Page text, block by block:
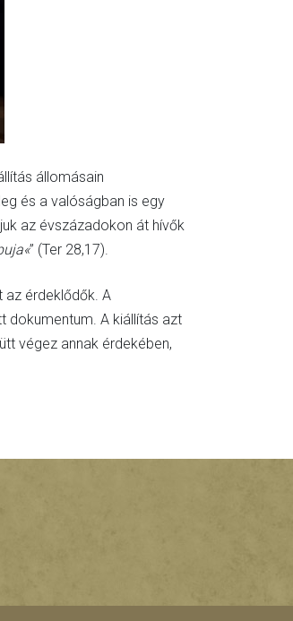
állomásain
és a valóságban is egy
az évszázadokon át hívők
” (Ter 28,17).
az érdeklődők. A
dokumentum. A kiállítás azt
végez annak érdekében,